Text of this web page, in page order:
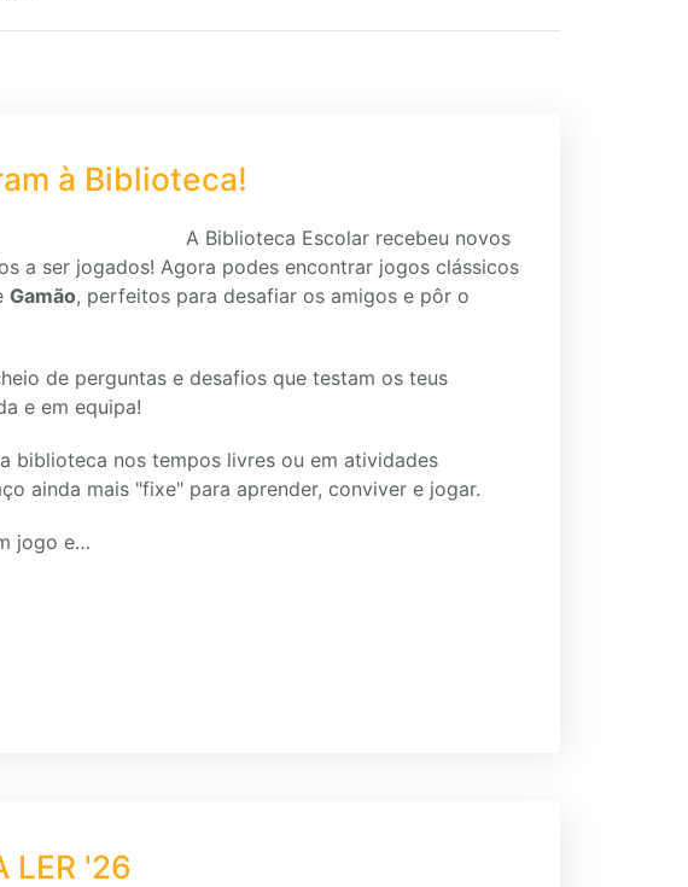
à Biblioteca!
A Biblioteca Escolar recebeu novos
a ser jogados! Agora podes encontrar jogos clássicos
Gamão, perfeitos para desafiar os amigos e pôr o
de perguntas e desafios que testam os teus
e em equipa!
biblioteca nos tempos livres ou em atividades
ainda mais "fixe" para aprender, conviver e jogar.
jogo e…
LER '26